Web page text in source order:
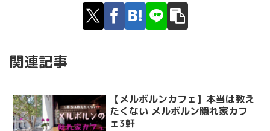
関連記事
【メルボルンカフェ】本当は教え
たくない メルボルン隠れ家カフ
ェ3軒